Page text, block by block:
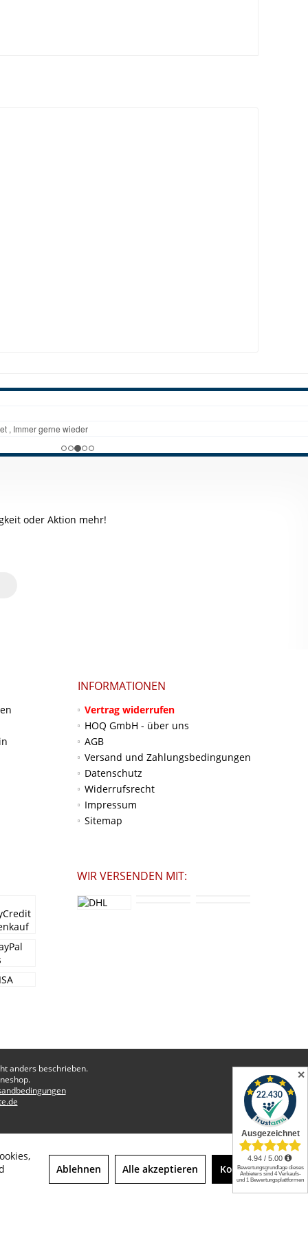
✕
oder Aktion mehr!
INFORMATIONEN
Vertrag widerrufen
HOQ GmbH - über uns
AGB
Versand und Zahlungsbedingungen
Datenschutz
Widerrufsrecht
Impressum
Sitemap
WIR VERSENDEN MIT:
anders beschrieben.
Ablehnen Alle akzeptieren Konfigurieren